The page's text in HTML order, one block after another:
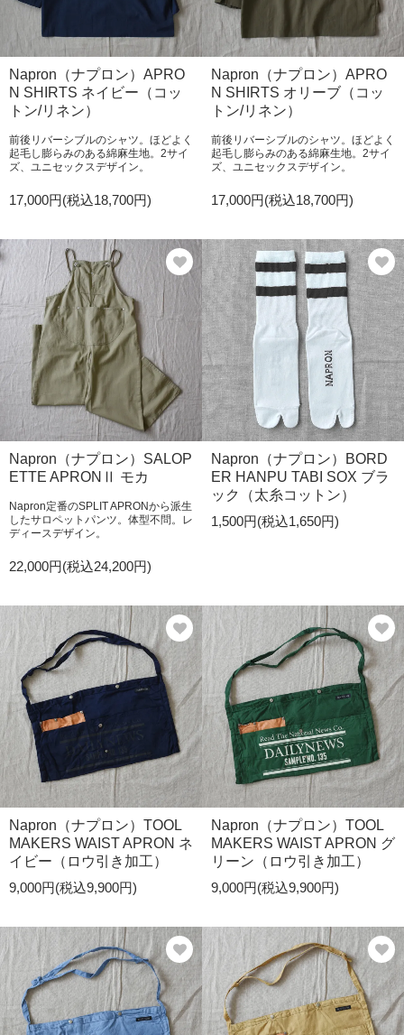
Napron（ナプロン）APRO
N SHIRTS ネイビー（コッ
トン/リネン）
前後リバーシブルのシャツ。ほどよく
起毛し膨らみのある綿麻生地。2サイ
ズ、ユニセックスデザイン。
17,000円(税込18,700円)
Napron（ナプロン）APRO
N SHIRTS オリーブ（コッ
トン/リネン）
前後リバーシブルのシャツ。ほどよく
起毛し膨らみのある綿麻生地。2サイ
ズ、ユニセックスデザイン。
17,000円(税込18,700円)
Napron（ナプロン）SALOP
ETTE APRONⅡ モカ
Napron定番のSPLIT APRONから派生
したサロペットパンツ。体型不問。レ
ディースデザイン。
22,000円(税込24,200円)
Napron（ナプロン）BORD
ER HANPU TABI SOX ブラ
ック（太糸コットン）
1,500円(税込1,650円)
Napron（ナプロン）TOOL
MAKERS WAIST APRON ネ
イビー（ロウ引き加工）
9,000円(税込9,900円)
Napron（ナプロン）TOOL
MAKERS WAIST APRON グ
リーン（ロウ引き加工）
9,000円(税込9,900円)